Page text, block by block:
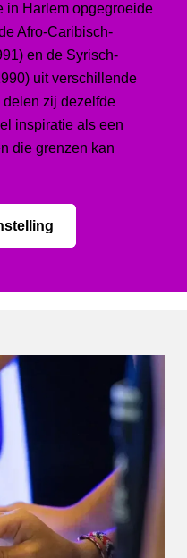
in Harlem opgegroeide
Afro-Caribisch-
en de Syrisch-
uit verschillende
zij dezelfde
inspiratie als een
die grenzen kan